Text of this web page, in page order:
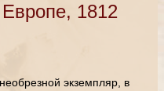
1812
экземпляр, в